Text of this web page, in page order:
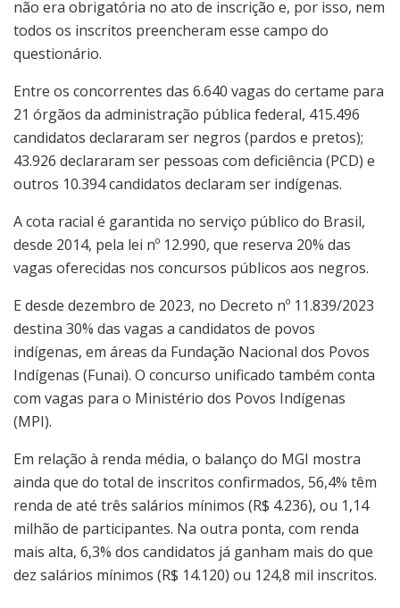
não era obrigatória no ato de inscrição e, por isso, nem
todos os inscritos preencheram esse campo do
questionário.
Entre os concorrentes das 6.640 vagas do certame para
21 órgãos da administração pública federal, 415.496
candidatos declararam ser negros (pardos e pretos);
43.926 declararam ser pessoas com deficiência (PCD) e
outros 10.394 candidatos declaram ser indígenas.
A cota racial é garantida no serviço público do Brasil,
desde 2014, pela lei nº 12.990, que reserva 20% das
vagas oferecidas nos concursos públicos aos negros.
E desde dezembro de 2023, no Decreto nº 11.839/2023
destina 30% das vagas a candidatos de povos
indígenas, em áreas da Fundação Nacional dos Povos
Indígenas (Funai). O concurso unificado também conta
com vagas para o Ministério dos Povos Indígenas
(MPI).
Em relação à renda média, o balanço do MGI mostra
ainda que do total de inscritos confirmados, 56,4% têm
renda de até três salários mínimos (R$ 4.236), ou 1,14
milhão de participantes. Na outra ponta, com renda
mais alta, 6,3% dos candidatos já ganham mais do que
dez salários mínimos (R$ 14.120) ou 124,8 mil inscritos.